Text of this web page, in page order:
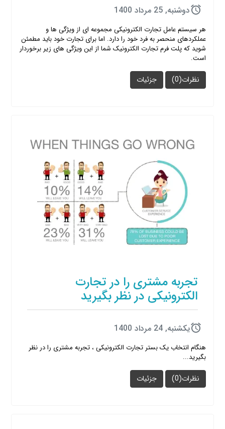
دوشنبه, 25 مرداد 1400
هر سیستم عامل تجارت الکترونیکی مجموعه ای از ویژگی ها و
عملکردهای منحصر به فرد خود را دارد. اما برای تجارت خود باید مطمئن
شوید که پلت فرم تجارت الکترونیک شما از این ویژگی های زیر برخوردار
است.
نظرات(0) جزئیات
تجربه مشتری را در تجارت
الکترونیکی در نظر بگیرید
يكشنبه, 24 مرداد 1400
هنگام انتخاب یک بستر تجارت الکترونیکی ، تجربه مشتری را در نظر
بگیرید...
نظرات(0) جزئیات